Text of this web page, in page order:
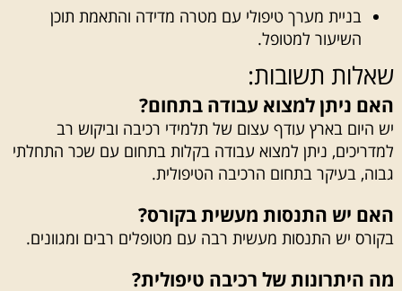
בניית מערך טיפולי עם מטרה מדידה והתאמת תוכן
השיעור למטופל.
שאלות תשובות:
האם ניתן למצוא עבודה בתחום?
יש היום בארץ עודף עצום של תלמידי רכיבה וביקוש רב
למדריכים, ניתן למצוא עבודה בקלות בתחום עם שכר התחלתי
גבוה, בעיקר בתחום הרכיבה הטיפולית.
האם יש התנסות מעשית בקורס?
בקורס יש התנסות מעשית רבה עם מטופלים רבים ומגוונים.
מה היתרונות של רכיבה טיפולית?